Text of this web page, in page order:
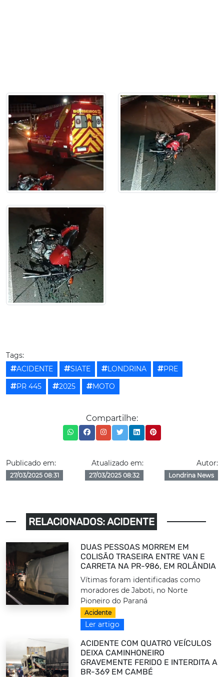
Tags:
ACIDENTE
SIATE LONDRINA
PRE
PR 445
2025 MOTO
Compartilhe:
Publicado em:
27/03/2025 08:31
Atualizado em:
27/03/2025 08:32
Autor:
Londrina News
RELACIONADOS: ACIDENTE
DUAS PESSOAS MORREM EM
COLISÃO TRASEIRA ENTRE VAN E
CARRETA NA PR-986, EM ROLÂNDIA
Vítimas foram identificadas como
moradores de Jaboti, no Norte
Pioneiro do Paraná
Acidente
Ler artigo
ACIDENTE COM QUATRO VEÍCULOS
DEIXA CAMINHONEIRO
GRAVEMENTE FERIDO E INTERDITA A
BR-369 EM CAMBÉ